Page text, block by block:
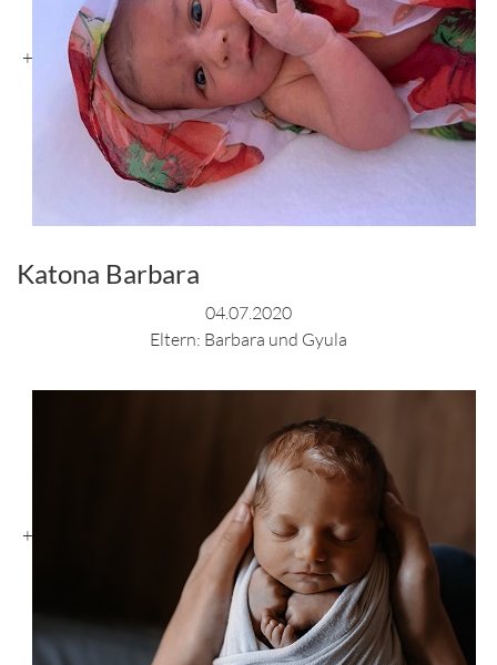
+
Katona Barbara
04.07.2020
Eltern: Barbara und Gyula
+